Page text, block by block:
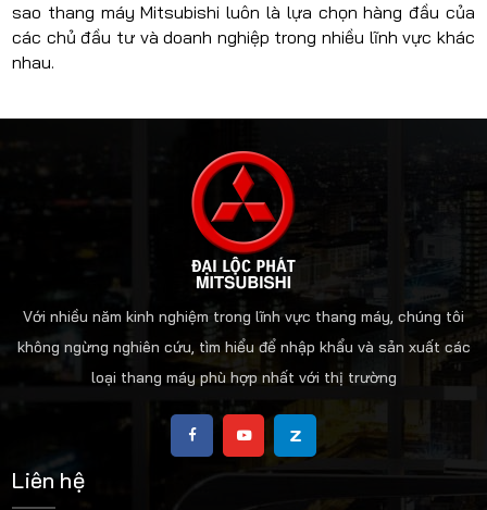
sao thang máy Mitsubishi luôn là lựa chọn hàng đầu của
các chủ đầu tư và doanh nghiệp trong nhiều lĩnh vực khác
nhau.
Với nhiều năm kinh nghiệm trong lĩnh vực thang máy, chúng tôi
không ngừng nghiên cứu, tìm hiểu để nhập khẩu và sản xuất các
loại thang máy phù hợp nhất với thị trường
Liên hệ